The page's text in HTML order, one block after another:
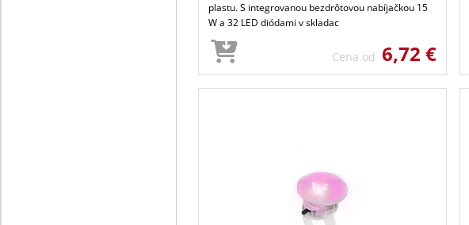
plastu. S integrovanou bezdrôtovou nabíjačkou 15
W a 32 LED diódami v skladac
Cena od 6,72 €